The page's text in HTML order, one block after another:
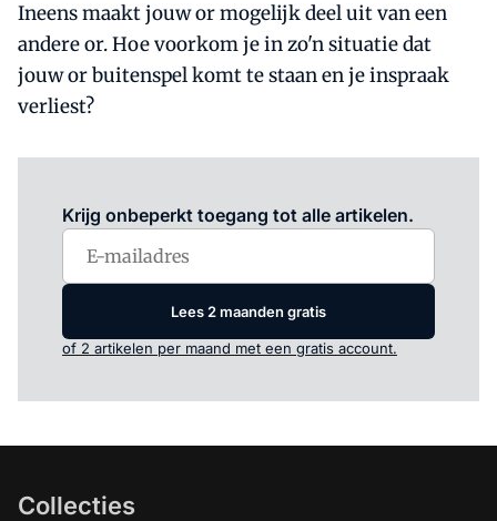
Ineens maakt jouw or mogelijk deel uit van een
andere or. Hoe voorkom je in zo'n situatie dat
jouw or buitenspel komt te staan en je inspraak
verliest?
Krijg onbeperkt toegang tot alle artikelen.
Lees 2 maanden gratis
of 2 artikelen per maand met een gratis account.
Collecties